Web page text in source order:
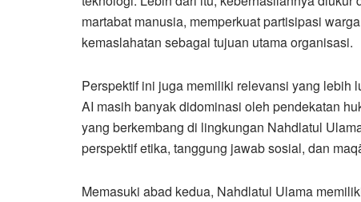
martabat manusia, memperkuat partisipasi
kemaslahatan sebagai tujuan utama organisasi.
Perspektif ini juga memiliki relevansi yang lebih
AI masih banyak didominasi oleh pendekatan
yang berkembang di lingkungan Nahdlatul
perspektif etika, tanggung jawab sosial, dan
Memasuki abad kedua, Nahdlatul Ulama